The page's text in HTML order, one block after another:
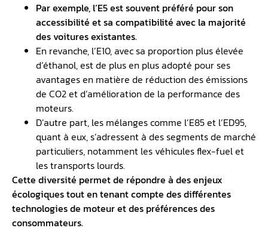
Par exemple, l’E5 est souvent préféré pour son
accessibilité et sa compatibilité avec la majorité
des voitures existantes.
En revanche, l’E10, avec sa proportion plus élevée
d’éthanol, est de plus en plus adopté pour ses
avantages en matière de réduction des émissions
de CO2 et d’amélioration de la performance des
moteurs.
D’autre part, les mélanges comme l’E85 et l’ED95,
quant à eux, s’adressent à des segments de marché
particuliers, notamment les véhicules flex-fuel et
les transports lourds.
Cette diversité permet de répondre à des enjeux
écologiques tout en tenant compte des différentes
technologies de moteur et des préférences des
consommateurs.